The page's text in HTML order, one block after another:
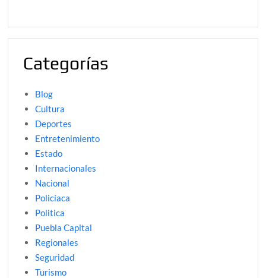
Categorías
Blog
Cultura
Deportes
Entretenimiento
Estado
Internacionales
Nacional
Policíaca
Politica
Puebla Capital
Regionales
Seguridad
Turismo